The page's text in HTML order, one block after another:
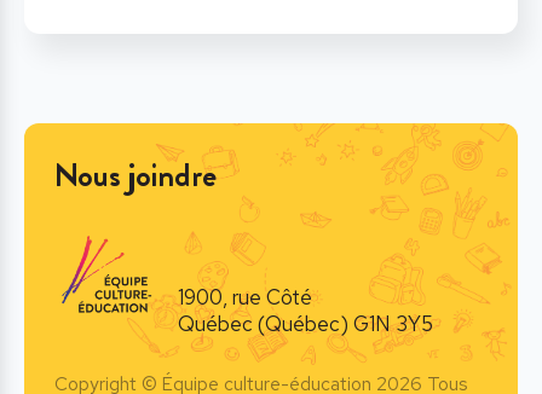
Nous joindre
1900, rue Côté
Québec (Québec) G1N 3Y5
Copyright © Équipe culture-éducation 2026 Tous